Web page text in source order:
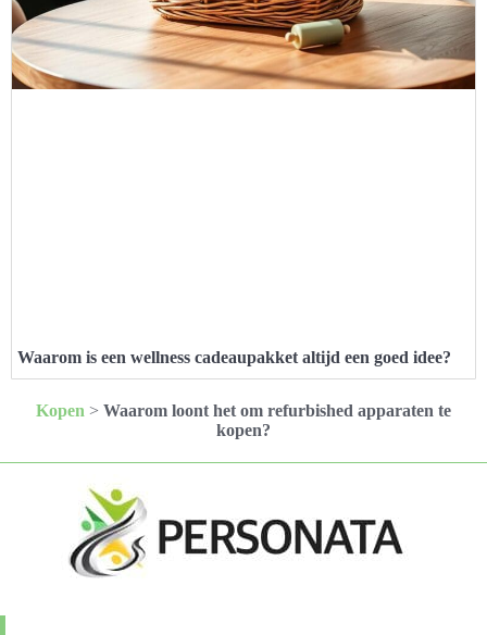
Waarom is een wellness cadeaupakket altijd een goed idee?
Kopen > Waarom loont het om refurbished apparaten te
kopen?